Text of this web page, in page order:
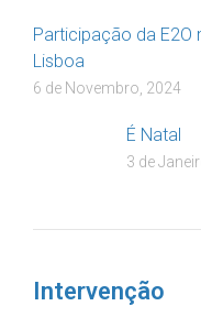
Participação da E2O
Lisboa
6 de Novembro, 2024
É Natal
3 de
Intervenção